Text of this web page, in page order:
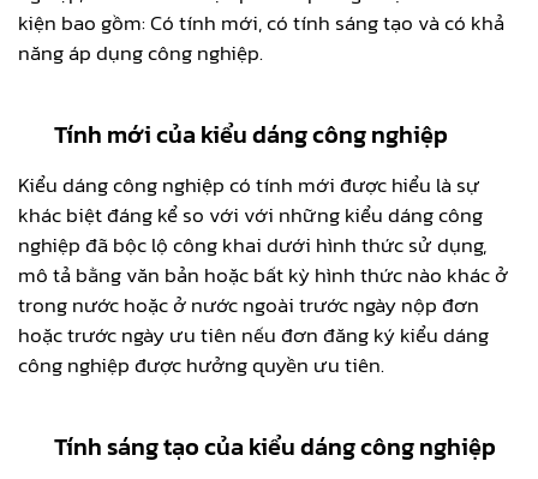
kiện bao gồm: Có tính mới, có tính sáng tạo và có khả
năng áp dụng công nghiệp.
Tính mới của kiểu dáng công nghiệp
Kiểu dáng công nghiệp có tính mới được hiểu là sự
khác biệt đáng kể so với với những kiểu dáng công
nghiệp đã bộc lộ công khai dưới hình thức sử dụng,
mô tả bằng văn bản hoặc bất kỳ hình thức nào khác ở
trong nước hoặc ở nước ngoài trước ngày nộp đơn
hoặc trước ngày ưu tiên nếu đơn đăng ký kiểu dáng
công nghiệp được hưởng quyền ưu tiên.
Tính sáng tạo của kiểu dáng công nghiệp